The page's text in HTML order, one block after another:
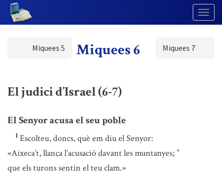
Miquees 5 Miquees 6 Miquees 7
El judici d’Israel (6-7)
El Senyor acusa el seu poble
1 Escolteu, doncs, què em diu el Senyor:
«Aixeca’t, llança l’acusació davant les muntanyes; *
que els turons sentin el teu clam.»